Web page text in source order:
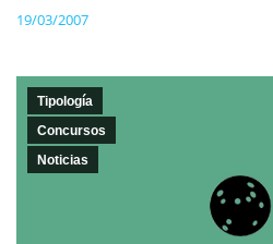
19/03/2007
Tipología
Concursos
Noticias